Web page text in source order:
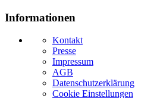
Informationen
Kontakt
Presse
Impressum
AGB
Datenschutzerklärung
Cookie Einstellungen